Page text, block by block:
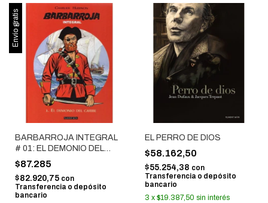
Envío gratis
BARBARROJA INTEGRAL
# 01: EL DEMONIO DEL
CARIBE
$87.285
$82.920,75 con
Transferencia o depósito
bancario
EL PERRO DE DIOS
$58.162,50
$55.254,38 con
Transferencia o depósito
bancario
3 x $19.387,50 sin interés